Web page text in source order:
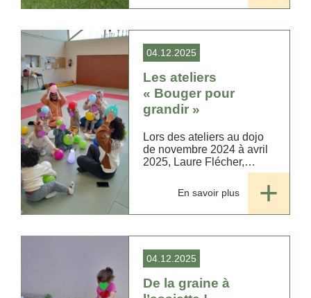
04.12.2025
Les ateliers
« Bouger pour
grandir »
Lors des ateliers au dojo
de novembre 2024 à avril
2025, Laure Flécher,
praticienne en éducation
psycho corporelle, a
proposé aux assistantes
maternelles des
liés au...
En savoir plus
04.12.2025
De la graine à